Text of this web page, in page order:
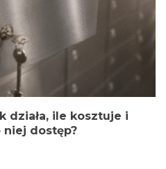
działa, ile kosztuje i
niej dostęp?